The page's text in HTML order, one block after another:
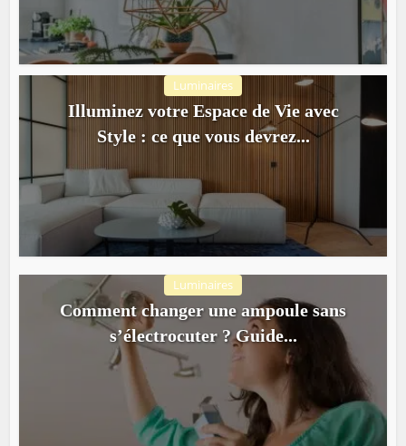
Luminaires
Illuminez votre Espace de Vie avec
Style : ce que vous devrez...
Luminaires
Comment changer une ampoule sans
s’électrocuter ? Guide...